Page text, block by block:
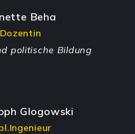
Beha
Dozentin
politische Bildung
Glogowski